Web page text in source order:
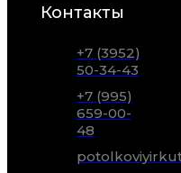
Контакты
+7 (3952)
50-34-43
+7 (995)
659-00-
48